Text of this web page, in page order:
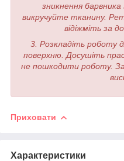
зникнення
викручуйте тканину.
відіжміть за
3. Розкладіть роботу
поверхню. Досушіть
не пошкодити роботу.
Приховати
Характеристики